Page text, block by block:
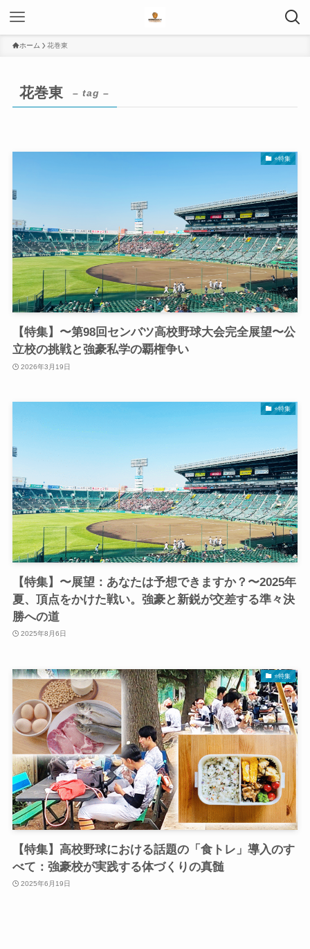
ホーム 花巻東
花巻東 – tag –
⭐️特集
【特集】〜第98回センバツ高校野球大会完全展望〜公
立校の挑戦と強豪私学の覇権争い
2026年3月19日
⭐️特集
【特集】〜展望：あなたは予想できますか？〜2025年
夏、頂点をかけた戦い。強豪と新鋭が交差する準々決
勝への道
2025年8月6日
⭐️特集
【特集】高校野球における話題の「食トレ」導入のす
べて：強豪校が実践する体づくりの真髄
2025年6月19日